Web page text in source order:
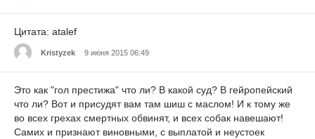
Цитата: atalef
Kristyzek 9 июня 2015 06:49
Это как "гол престижа" что ли? В какой суд? В гейропейский
что ли? Вот и присудят вам там шиш с маслом! И к тому же
во всех грехах смертных обвинят, и всех собак навешают!
Самих и признают виновными, с выплатой и неустоек